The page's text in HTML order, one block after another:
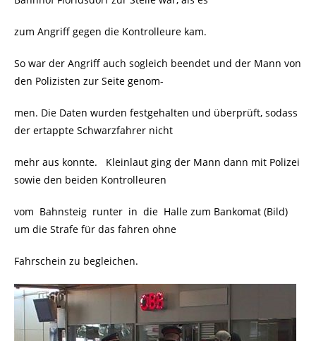
zum Angriff gegen die Kontrolleure kam.
So war der Angriff auch sogleich beendet und der Mann von
den Polizisten zur Seite genom-
men. Die Daten wurden festgehalten und überprüft, sodass
der ertappte Schwarzfahrer nicht
mehr aus konnte. Kleinlaut ging der Mann dann mit Polizei
sowie den beiden Kontrolleuren
vom Bahnsteig runter in die Halle zum Bankomat (Bild)
um die Strafe für das fahren ohne
Fahrschein zu begleichen.